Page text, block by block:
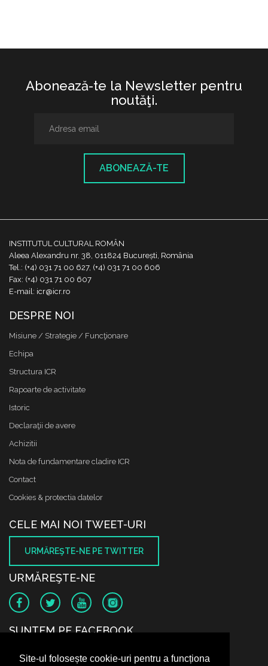
Site-ul folosește cookie-uri pentru a funcționa
Abonează-te la Newsletter pentru
noutăţi.
ABONEAZĂ-TE
INSTITUTUL CULTURAL ROMÂN
Aleea Alexandru nr. 38, 011824 București, România
Tel.: (+4) 031 71 00 627, (+4) 031 71 00 606
Fax: (+4) 031 71 00 607
E-mail: icr@icr.ro
DESPRE NOI
Misiune / Strategie / Funcţionare
Echipa
Structura ICR
Rapoarte de activitate
Istoric
Declaraţii de avere
Achizitii
Nota de fundamentare cladire ICR
Contact
Cookies & protectia datelor
CELE MAI NOI TWEET-URI
URMĂREŞTE-NE PE TWITTER
URMĂREŞTE-NE
SUNTEM PE FACEBOOK